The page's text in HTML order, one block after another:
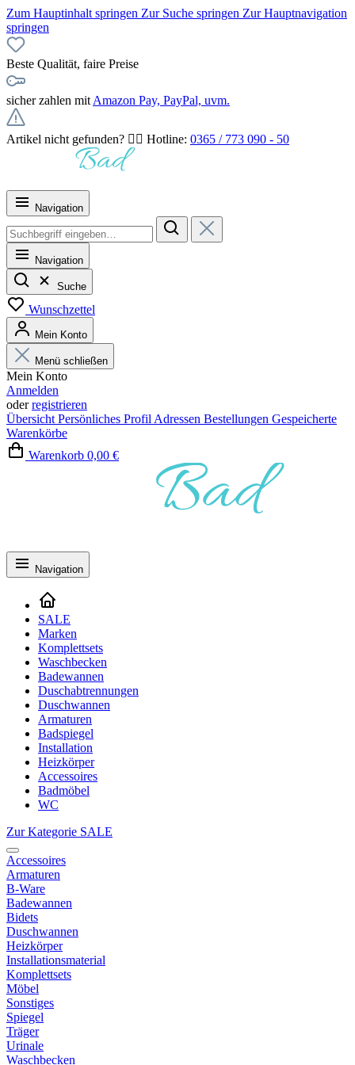
Zum Hauptinhalt springen Zur Suche springen Zur Hauptnavigation
springen
Beste Qualität, faire Preise
sicher zahlen mit Amazon Pay, PayPal, uvm.
Artikel nicht gefunden? 👉🏻 Hotline: 0365 / 773 090 - 50
Navigation
Navigation
Suche
Wunschzettel
Mein Konto
Menü schließen
Mein Konto
Anmelden
oderregistrieren
Übersicht Persönliches Profil Adressen Bestellungen Gespeicherte
Warenkörbe
Warenkorb 0,00 €
Navigation
SALE
Marken
Komplettsets
Waschbecken
Badewannen
Duschabtrennungen
Duschwannen
Armaturen
Badspiegel
Installation
Heizkörper
Accessoires
Badmöbel
WC
Zur Kategorie SALE
Accessoires
Armaturen
B-Ware
Badewannen
Bidets
Duschwannen
Heizkörper
Installationsmaterial
Komplettsets
Möbel
Sonstiges
Spiegel
Träger
Urinale
Waschbecken